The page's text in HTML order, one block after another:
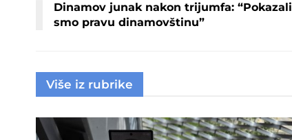
Dinamov junak nakon trijumfa: “Pokazali
smo pravu dinamovštinu”
Više iz rubrike